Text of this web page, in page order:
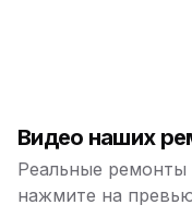
Видео наших
Реальные
нажмите на